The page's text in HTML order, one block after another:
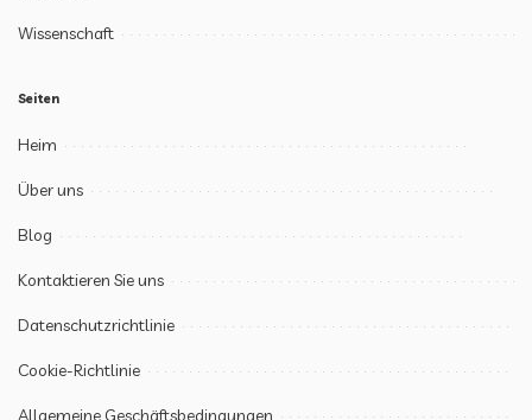
Wissenschaft
Seiten
Heim
Über uns
Blog
Kontaktieren Sie uns
Datenschutzrichtlinie
Cookie-Richtlinie
Allgemeine Geschäftsbedingungen